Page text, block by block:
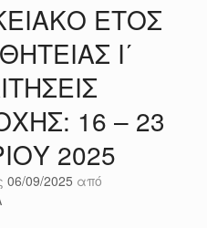
ΕΤΟΣ
Ι΄
16 – 23
2025
06/09/2025 από